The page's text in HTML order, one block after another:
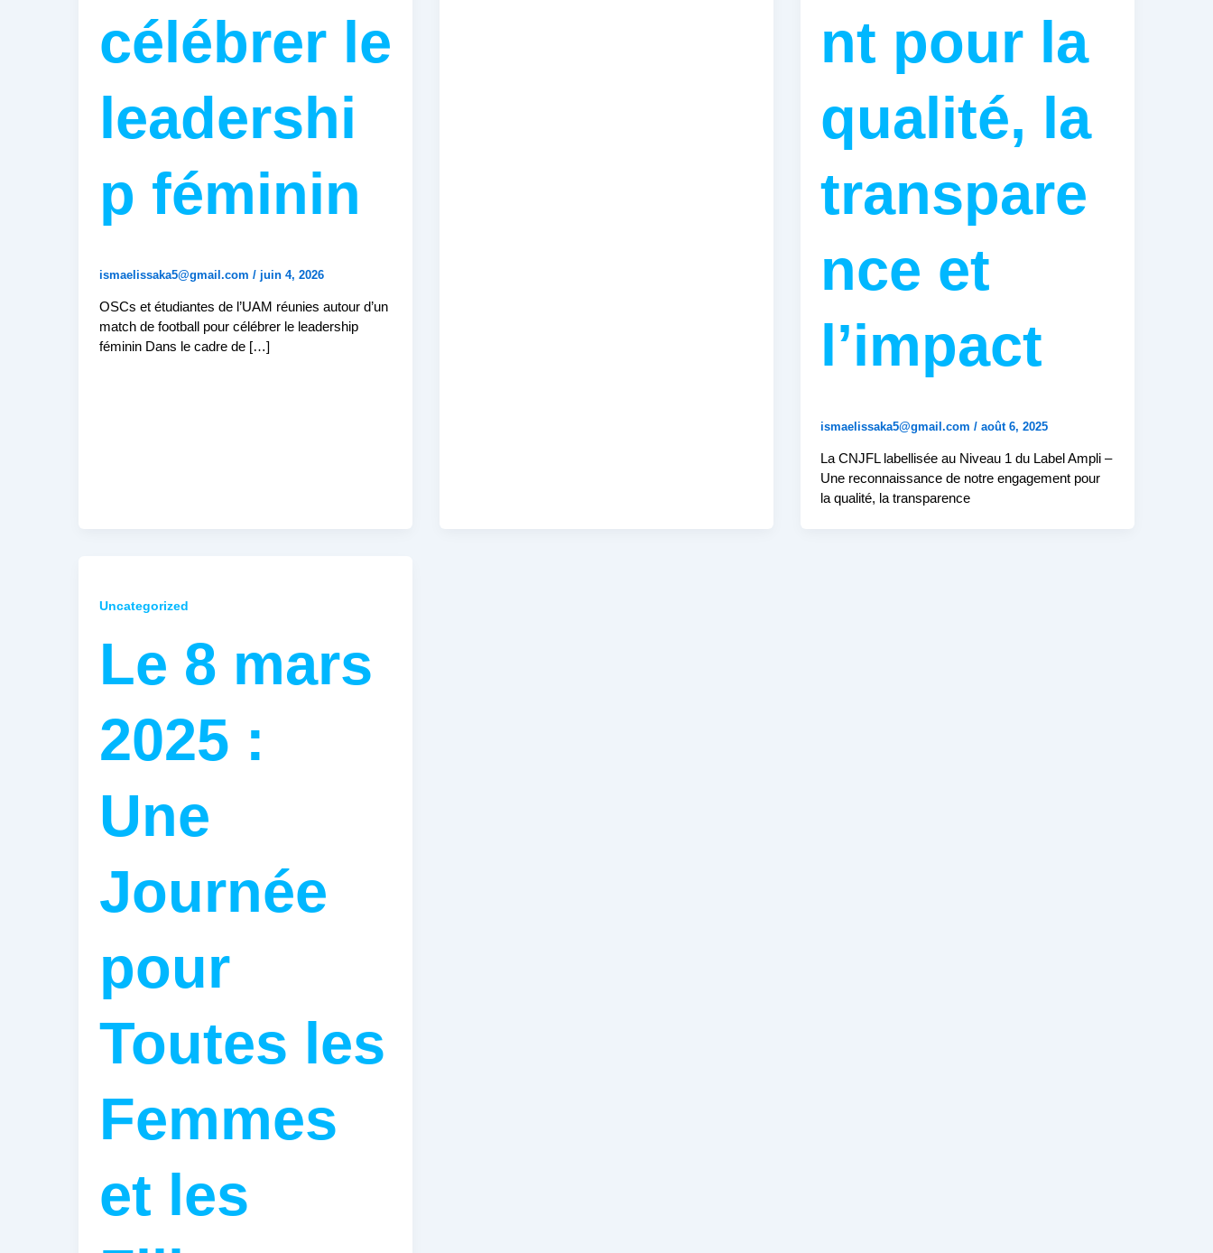
célébrer le
leadershi
p féminin
ismaelissaka5@gmail.com / juin 4, 2026
OSCs et étudiantes de l’UAM réunies autour d’un
match de football pour célébrer le leadership
féminin Dans le cadre de […]
nt pour la
qualité, la
transpare
nce et
l’impact
ismaelissaka5@gmail.com/août 6, 2025
La CNJFL labellisée au Niveau 1 du Label Ampli –
Une reconnaissance de notre engagement pour
la qualité, la transparence
Uncategorized
Le 8 mars
2025 :
Une
Journée
pour
Toutes les
Femmes
et les